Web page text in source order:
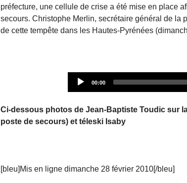
préfecture, une cellule de crise a été mise en place
secours. Christophe Merlin, secrétaire général de la
de cette tempête dans les Hautes-Pyrénées
00:00
Ci-dessous photos de Jean-Baptiste Toudic sur
poste de secours) et téleski Isaby
[bleu]Mis en ligne dimanche 28 février 2010[/bleu]